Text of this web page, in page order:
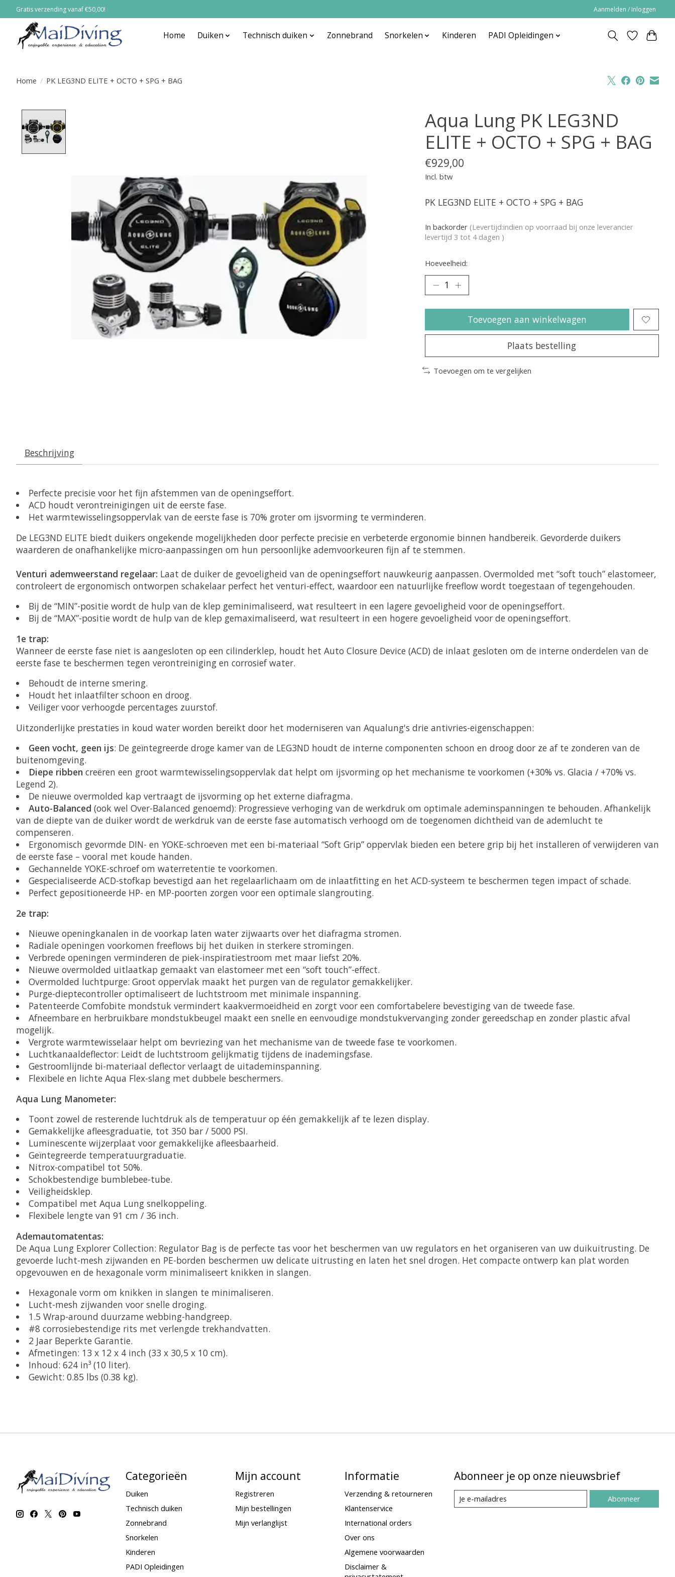
Gratis verzending vanaf €50,00! Aanmelden / Inloggen
Home Duiken Technisch duiken Zonnebrand Snorkelen Kinderen PADI Opleidingen
Home / PK LEG3ND ELITE + OCTO + SPG + BAG
Aqua Lung PK LEG3ND
ELITE + OCTO + SPG + BAG
€929,00
Incl. btw
PK LEG3ND ELITE + OCTO + SPG + BAG
In backorder (Levertijd:indien op voorraad bij onze leverancier
levertijd 3 tot 4 dagen )
Hoeveelheid:
Toevoegen aan winkelwagen
Plaats bestelling
Toevoegen om te vergelijken
Beschrijving
Perfecte precisie voor het fijn afstemmen van de openingseffort.
ACD houdt verontreinigingen uit de eerste fase.
Het warmtewisselingsoppervlak van de eerste fase is 70% groter om ijsvorming te verminderen.
De LEG3ND ELITE biedt duikers ongekende mogelijkheden door perfecte precisie en verbeterde ergonomie binnen handbereik. Gevorderde duikers
waarderen de onafhankelijke micro-aanpassingen om hun persoonlijke ademvoorkeuren fijn af te stemmen.
Venturi ademweerstand regelaar: Laat de duiker de gevoeligheid van de openingseffort nauwkeurig aanpassen. Overmolded met “soft touch” elastomeer,
controleert de ergonomisch ontworpen schakelaar perfect het venturi-effect, waardoor een natuurlijke freeflow wordt toegestaan of tegengehouden.
Bij de “MIN”-positie wordt de hulp van de klep geminimaliseerd, wat resulteert in een lagere gevoeligheid voor de openingseffort.
Bij de “MAX”-positie wordt de hulp van de klep gemaximaliseerd, wat resulteert in een hogere gevoeligheid voor de openingseffort.
1e trap:
Wanneer de eerste fase niet is aangesloten op een cilinderklep, houdt het Auto Closure Device (ACD) de inlaat gesloten om de interne onderdelen van de
eerste fase te beschermen tegen verontreiniging en corrosief water.
Behoudt de interne smering.
Houdt het inlaatfilter schoon en droog.
Veiliger voor verhoogde percentages zuurstof.
Uitzonderlijke prestaties in koud water worden bereikt door het moderniseren van Aqualung's drie antivries-eigenschappen:
Geen vocht, geen ijs: De geïntegreerde droge kamer van de LEG3ND houdt de interne componenten schoon en droog door ze af te zonderen van de
buitenomgeving.
Diepe ribben creëren een groot warmtewisselingsoppervlak dat helpt om ijsvorming op het mechanisme te voorkomen (+30% vs. Glacia / +70% vs.
Legend 2).
De nieuwe overmolded kap vertraagt de ijsvorming op het externe diafragma.
Auto-Balanced (ook wel Over-Balanced genoemd): Progressieve verhoging van de werkdruk om optimale ademinspanningen te behouden. Afhankelijk
van de diepte van de duiker wordt de werkdruk van de eerste fase automatisch verhoogd om de toegenomen dichtheid van de ademlucht te
compenseren.
Ergonomisch gevormde DIN- en YOKE-schroeven met een bi-materiaal “Soft Grip” oppervlak bieden een betere grip bij het installeren of verwijderen van
de eerste fase – vooral met koude handen.
Gechannelde YOKE-schroef om waterretentie te voorkomen.
Gespecialiseerde ACD-stofkap bevestigd aan het regelaarlichaam om de inlaatfitting en het ACD-systeem te beschermen tegen impact of schade.
Perfect gepositioneerde HP- en MP-poorten zorgen voor een optimale slangrouting.
2e trap:
Nieuwe openingkanalen in de voorkap laten water zijwaarts over het diafragma stromen.
Radiale openingen voorkomen freeflows bij het duiken in sterkere stromingen.
Verbrede openingen verminderen de piek-inspiratiestroom met maar liefst 20%.
Nieuwe overmolded uitlaatkap gemaakt van elastomeer met een “soft touch”-effect.
Overmolded luchtpurge: Groot oppervlak maakt het purgen van de regulator gemakkelijker.
Purge-dieptecontroller optimaliseert de luchtstroom met minimale inspanning.
Patenteerde Comfobite mondstuk vermindert kaakvermoeidheid en zorgt voor een comfortabelere bevestiging van de tweede fase.
Afneembare en herbruikbare mondstukbeugel maakt een snelle en eenvoudige mondstukvervanging zonder gereedschap en zonder plastic afval
mogelijk.
Vergrote warmtewisselaar helpt om bevriezing van het mechanisme van de tweede fase te voorkomen.
Luchtkanaaldeflector: Leidt de luchtstroom gelijkmatig tijdens de inademingsfase.
Gestroomlijnde bi-materiaal deflector verlaagt de uitademinspanning.
Flexibele en lichte Aqua Flex-slang met dubbele beschermers.
Aqua Lung Manometer:
Toont zowel de resterende luchtdruk als de temperatuur op één gemakkelijk af te lezen display.
Gemakkelijke afleesgraduatie, tot 350 bar / 5000 PSI.
Luminescente wijzerplaat voor gemakkelijke afleesbaarheid.
Geïntegreerde temperatuurgraduatie.
Nitrox-compatibel tot 50%.
Schokbestendige bumblebee-tube.
Veiligheidsklep.
Compatibel met Aqua Lung snelkoppeling.
Flexibele lengte van 91 cm / 36 inch.
Ademautomatentas:
De Aqua Lung Explorer Collection: Regulator Bag is de perfecte tas voor het beschermen van uw regulators en het organiseren van uw duikuitrusting. De
gevoerde lucht-mesh zijwanden en PE-borden beschermen uw delicate uitrusting en laten het snel drogen. Het compacte ontwerp kan plat worden
opgevouwen en de hexagonale vorm minimaliseert knikken in slangen.
Hexagonale vorm om knikken in slangen te minimaliseren.
Lucht-mesh zijwanden voor snelle droging.
1.5 Wrap-around duurzame webbing-handgreep.
#8 corrosiebestendige rits met verlengde trekhandvatten.
2 Jaar Beperkte Garantie.
Afmetingen: 13 x 12 x 4 inch (33 x 30,5 x 10 cm).
Inhoud: 624 in³ (10 liter).
Gewicht: 0.85 lbs (0.38 kg).
Categorieën
Duiken
Technisch duiken
Zonnebrand
Snorkelen
Kinderen
PADI Opleidingen
Mijn account
Registreren
Mijn bestellingen
Mijn verlanglijst
Informatie
Verzending & retourneren
Klantenservice
International orders
Over ons
Algemene voorwaarden
Disclaimer &
Abonneer je op onze nieuwsbrief
Abonneer